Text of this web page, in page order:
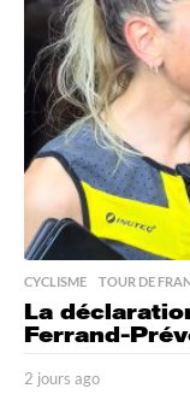
g
o
CYCLISME ,TOUR DE
La
Ferrand-
2 jours ago